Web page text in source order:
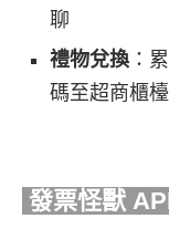
聊
禮物兌換 ：
碼至超商櫃
發票怪獸